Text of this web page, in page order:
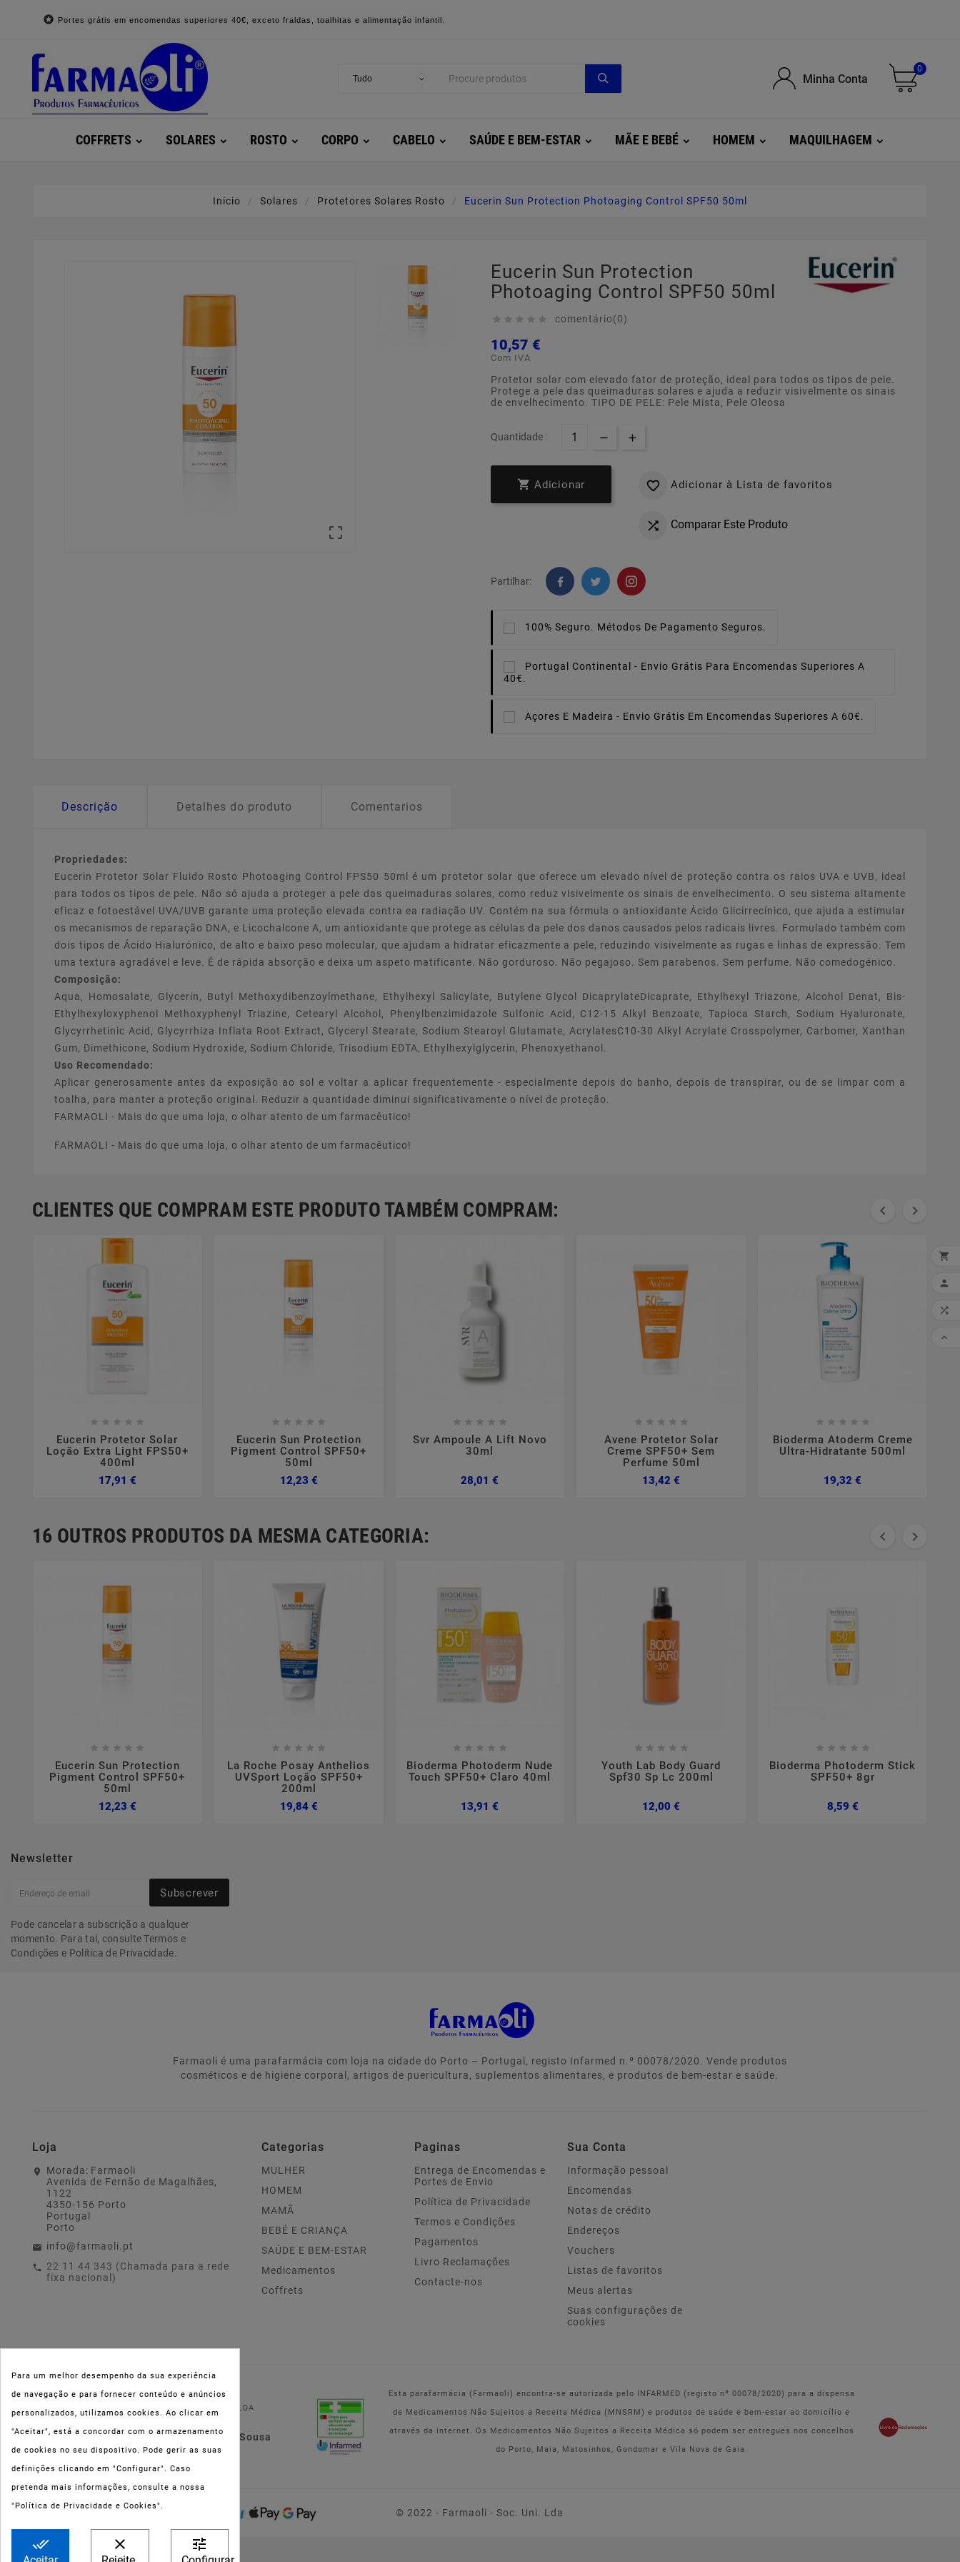
 Portes grátis em encomendas superiores 40€, exceto fraldas, toalhitas e alimentação infantil.
Minha Conta
0
COFFRETS SOLARES ROSTO CORPO CABELO SAÚDE E BEM-ESTAR MÃE E BEBÉ HOMEM MAQUILHAGEM
Inicio Solares Protetores Solares Rosto Eucerin Sun Protection Photoaging Control SPF50 50ml

Eucerin Sun Protection
Photoaging Control SPF50 50ml
     comentário(0)
10,57 €
Com IVA
Protetor solar com elevado fator de proteção, ideal para todos os tipos de pele.
Protege a pele das queimaduras solares e ajuda a reduzir visivelmente os sinais
de envelhecimento. TIPO DE PELE: Pele Mista, Pele Oleosa
Quantidade :
 Adicionar  Adicionar à Lista de favoritos
 Comparar Este Produto
Partilhar:
100% Seguro. Métodos De Pagamento Seguros.
Portugal Continental - Envio Grátis Para Encomendas Superiores A
40€.
Açores E Madeira - Envio Grátis Em Encomendas Superiores A 60€.
Descrição Detalhes do produto Comentarios
Propriedades:
Eucerin Protetor Solar Fluido Rosto Photoaging Control FPS50 50ml é um protetor solar que oferece um elevado nível de proteção contra os raios UVA e UVB, ideal
para todos os tipos de pele. Não só ajuda a proteger a pele das queimaduras solares, como reduz visivelmente os sinais de envelhecimento. O seu sistema altamente
eficaz e fotoestável UVA/UVB garante uma proteção elevada contra ea radiação UV. Contém na sua fórmula o antioxidante Ácido Glicirrecínico, que ajuda a estimular
os mecanismos de reparação DNA, e Licochalcone A, um antioxidante que protege as células da pele dos danos causados pelos radicais livres. Formulado também com
dois tipos de Ácido Hialurónico, de alto e baixo peso molecular, que ajudam a hidratar eficazmente a pele, reduzindo visivelmente as rugas e linhas de expressão. Tem
uma textura agradável e leve. É de rápida absorção e deixa um aspeto matificante. Não gorduroso. Não pegajoso. Sem parabenos. Sem perfume. Não comedogénico.
Composição:
Aqua, Homosalate, Glycerin, Butyl Methoxydibenzoylmethane, Ethylhexyl Salicylate, Butylene Glycol DicaprylateDicaprate, Ethylhexyl Triazone, Alcohol Denat, Bis-
Ethylhexyloxyphenol Methoxyphenyl Triazine, Cetearyl Alcohol, Phenylbenzimidazole Sulfonic Acid, C12-15 Alkyl Benzoate, Tapioca Starch, Sodium Hyaluronate,
Glycyrrhetinic Acid, Glycyrrhiza Inflata Root Extract, Glyceryl Stearate, Sodium Stearoyl Glutamate, AcrylatesC10-30 Alkyl Acrylate Crosspolymer, Carbomer, Xanthan
Gum, Dimethicone, Sodium Hydroxide, Sodium Chloride, Trisodium EDTA, Ethylhexylglycerin, Phenoxyethanol.
Uso Recomendado:
Aplicar generosamente antes da exposição ao sol e voltar a aplicar frequentemente - especialmente depois do banho, depois de transpirar, ou de se limpar com a
toalha, para manter a proteção original. Reduzir a quantidade diminui significativamente o nível de proteção.
FARMAOLI - Mais do que uma loja, o olhar atento de um farmacêutico!
FARMAOLI - Mais do que uma loja, o olhar atento de um farmacêutico!
CLIENTES QUE COMPRAM ESTE PRODUTO TAMBÉM COMPRAM:  
    
Eucerin Protetor Solar
Loção Extra Light FPS50+
400ml
17,91 €Preço
    
Eucerin Sun Protection
Pigment Control SPF50+
50ml
12,23 €Preço
    
Svr Ampoule A Lift Novo
30ml
28,01 €
    
Avene Protetor Solar
Creme SPF50+ Sem
Perfume 50ml
13,42 €
    
Bioderma Atoderm Creme
Ultra-Hidratante 500ml
19,32 €
16 OUTROS PRODUTOS DA MESMA CATEGORIA:  
    
Eucerin Sun Protection
Pigment Control SPF50+
50ml
12,23 €Preço
    
La Roche Posay Anthelios
UVSport Loção SPF50+
200ml
19,84 €Preço
    
Bioderma Photoderm Nude
Touch SPF50+ Claro 40ml
13,91 €
    
Youth Lab Body Guard
Spf30 Sp Lc 200ml
12,00 €
    
Bioderma Photoderm Stick
SPF50+ 8gr
8,59 €Preço
Newsletter
Subscrever
Pode cancelar a subscrição a qualquer
momento. Para tal, consulte Termos e
Condições e Política de Privacidade.
Farmaoli é uma parafarmácia com loja na cidade do Porto – Portugal, registo Infarmed n.º 00078/2020. Vende produtos
cosméticos e de higiene corporal, artigos de puericultura, suplementos alimentares, e produtos de bem-estar e saúde.
Loja
Morada: Farmaoli
Avenida de Fernão de Magalhães,
1122
4350-156 Porto
Portugal
Porto
info@farmaoli.pt
22 11 44 343 (Chamada para a rede
fixa nacional)
Categorias
MULHER
HOMEM
MAMÃ
BEBÉ E CRIANÇA
SAÚDE E BEM-ESTAR
Medicamentos
Coffrets
Paginas
Entrega de Encomendas e
Portes de Envio
Política de Privacidade
Termos e Condições
Pagamentos
Livro Reclamações
Contacte-nos
Sua Conta
Informação pessoal
Encomendas
Notas de crédito
Endereços
Vouchers
Listas de favoritos
Meus alertas
Suas configurações de
cookies




NIPC:
515 801 216
FARMAOLI, Soc. Unip. LDA
Dir. Técnica: Lígia de Sousa
Teixeira
Esta parafarmácia (Farmaoli) encontra-se autorizada pelo INFARMED (registo nº 00078/2020) para a dispensa
de Medicamentos Não Sujeitos a Receita Médica (MNSRM) e produtos de saúde e bem-estar ao domicílio e
através da internet. Os Medicamentos Não Sujeitos a Receita Médica só podem ser entregues nos concelhos
do Porto, Maia, Matosinhos, Gondomar e Vila Nova de Gaia.
© 2022 - Farmaoli - Soc. Uni. Lda
Para um melhor desempenho da sua experiência
de navegação e para fornecer conteúdo e anúncios
personalizados, utilizamos cookies. Ao clicar em
"Aceitar", está a concordar com o armazenamento
de cookies no seu dispositivo. Pode gerir as suas
definições clicando em "Configurar". Caso
pretenda mais informações, consulte a nossa
"Política de Privacidade e Cookies".
done_all clear tune